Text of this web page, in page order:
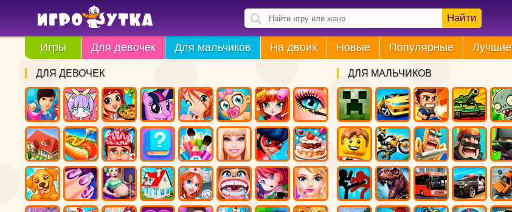
Найти
Игры Для девочек Для мальчиков На двоих Новые Популярные Лучшие
ДЛЯ МАЛЬЧИКОВ
ДЛЯ ДЕВОЧЕК